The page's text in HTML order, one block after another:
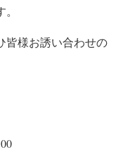
皆様お誘い合わせの